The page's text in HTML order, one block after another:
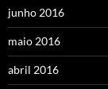
junho 2016
maio 2016
abril 2016